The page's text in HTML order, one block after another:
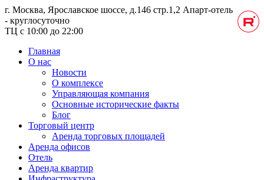
г. Москва, Ярославское шоссе, д.146 стр.1,2 Апарт-отель
- круглосуточно
ТЦ с 10:00 до 22:00
Главная
О нас
Новости
О комплексе
Управляющая компания
Основные исторические факты
Блог
Торговый центр
Аренда торговых площадей
Аренда офисов
Отель
Аренда квартир